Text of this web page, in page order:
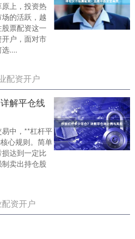
上，投资热
的活跃，越
票配资这一
户，面对市
....
配资开户
解平仓线
中，**杠杆平
心规则。简单
达到一定比
卖出持仓股
资开户